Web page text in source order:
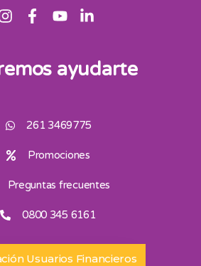
ayudarte
261 3469775
Promociones
Preguntas frecuentes
0800 345 6161
Usuarios Financieros